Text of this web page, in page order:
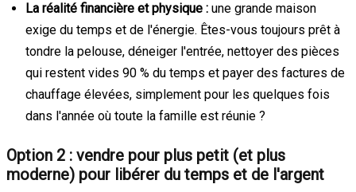
La réalité financière et physique : une grande maison
exige du temps et de l'énergie. Êtes-vous toujours prêt à
tondre la pelouse, déneiger l'entrée, nettoyer des pièces
qui restent vides 90 % du temps et payer des factures de
chauffage élevées, simplement pour les quelques fois
dans l'année où toute la famille est réunie ?
Option 2 : vendre pour plus petit (et plus
moderne) pour libérer du temps et de l'argent